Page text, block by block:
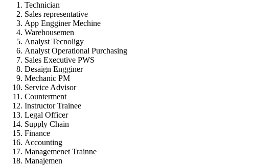
Technician
Sales representative
App Engginer Mechine
Warehousemen
Analyst Tecnoligy
Analyst Operational Purchasing
Sales Executive PWS
Desaign Engginer
Mechanic PM
Service Advisor
Counterment
Instructor Trainee
Legal Officer
Supply Chain
Finance
Accounting
Managemenet Trainne
Manajemen